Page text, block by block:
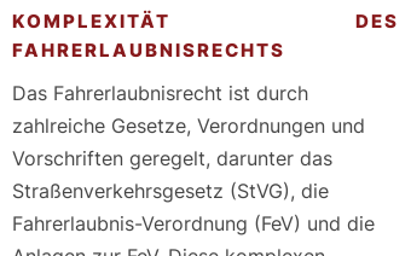
KOMPLEXITÄT DES
FAHRERLAUBNISRECHTS
Das Fahrerlaubnisrecht ist durch
zahlreiche Gesetze, Verordnungen und
Vorschriften geregelt, darunter das
Straßenverkehrsgesetz (StVG), die
Fahrerlaubnis-Verordnung (FeV) und die